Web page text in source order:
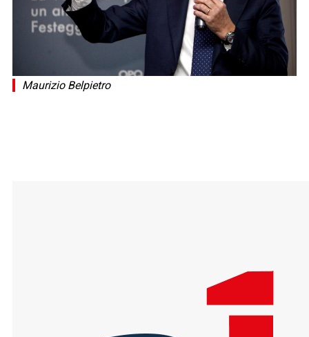
Maurizio Belpietro